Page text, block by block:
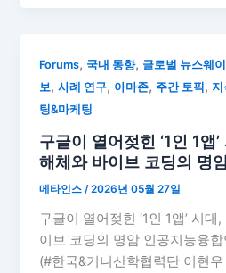
Forums, 국내 동향, 글로벌 뉴스웨
보,사례 연구, 아마존, 주간 토픽 ,지
팅&마케팅
구글이 열어젖힌 ‘1인 1앱
해체와 바이브 코딩의 명
메타인스 /2026년 05월 27일
구글이 열어젖힌 ‘1인 1앱’ 시
이브 코딩의 명암 인공지능융
(#한국&기니산학협력단 이현